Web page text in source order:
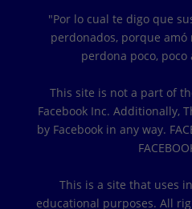
"Por lo cual te digo que
perdonados, porque amó
perdona poco, poco
This site is not a part of
Facebook Inc. Additionally,
by Facebook in any way.
This is a site that uses
educational purposes. All